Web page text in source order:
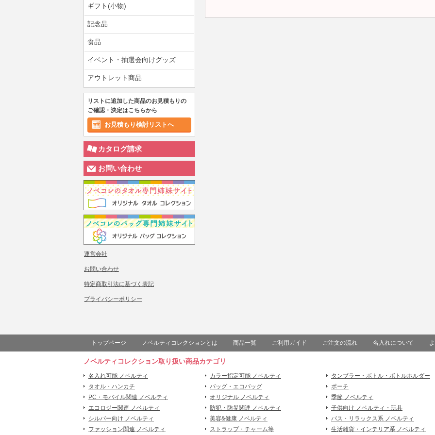
ギフト(小物)
記念品
食品
イベント・抽選会向けグッズ
アウトレット商品
リストに追加した商品のお見積もりの
ご確認・決定はこちらから
お見積もり検討リストへ
カタログ請求
お問い合わせ
運営会社
お問い合わせ
特定商取引法に基づく表記
プライバシーポリシー
トップページ ノベルティコレクションとは 商品一覧 ご利用ガイド ご注文の流れ 名入れについて
ノベルティコレクション取り扱い商品カテゴリ
名入れ可能 ノベルティ カラー指定可能 ノベルティ タンブラー・ボトル・ボトルホルダー
タオル・ハンカチ
バッグ・エコバッグ ポーチ
PC・モバイル関連 ノベルティ
オリジナル ノベルティ 季節 ノベルティ
エコロジー関連 ノベルティ
防犯・防災関連 ノベルティ 子供向け ノベルティ・玩具
シルバー向け ノベルティ
美容&健康 ノベルティ バス・リラックス系 ノベルティ
ファッション関連 ノベルティ
ストラップ・チャーム等 生活雑貨・インテリア系 ノベルティ